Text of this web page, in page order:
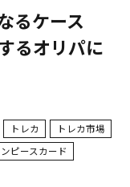
るケース
るオリパに
トレカ
トレカ市場
ピースカード